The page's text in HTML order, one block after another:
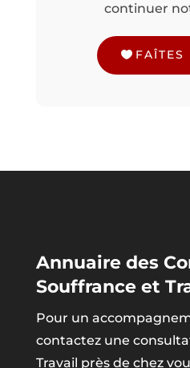
continuer
FAÎTES
Annuaire des
Souffrance et
Pour un
contactez une
Travail près de chez